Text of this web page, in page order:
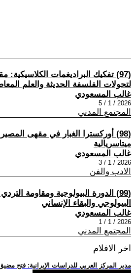
(97) تفكيك البراديغمات الكلاسيكية:
لتحولات الفلسفة الحديثة والعلم
غالب المسعودي
2026 / 1 / 5
المجتمع المدني
(98) أوركسترا الغبار في مقهى
ميتاسريالية
غالب المسعودي
2026 / 1 / 3
الادب والفن
(99) الدورة البيولوجية ومقاومة
البيولوجي والبقاء الإنساني
غالب المسعودي
2026 / 1 / 1
المجتمع المدني
اخر الافلام
.. مدير المركز العربي للدراسات الإيرانية: فتح